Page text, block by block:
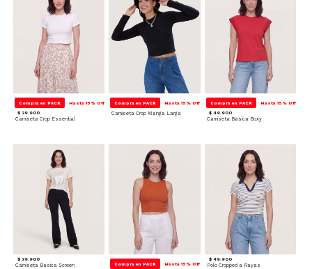
Compra en PACK Hasta 15% Off
$ 39.900
Camiseta Crop Essential
Compra en PACK Hasta 15% Off
Camiseta Crop Manga Larga
Compra en PACK Hasta 15% Off
$ 49.900
Camiseta Basica Boxy
$ 39.900
Camiseta Basica Screen Compra en PACK Hasta 15% Off
$ 49.900
Polo Cropped a Rayas